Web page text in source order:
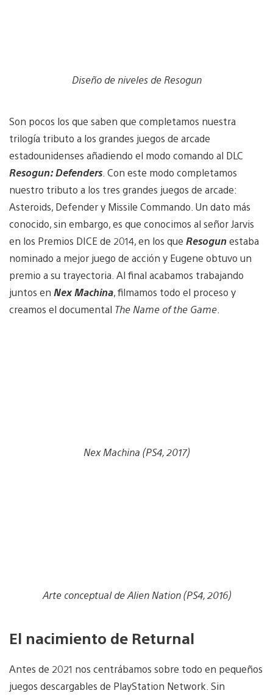
Diseño de niveles de Resogun
Son pocos los que saben que completamos nuestra
trilogía tributo a los grandes juegos de arcade
estadounidenses añadiendo el modo comando al DLC
Resogun: Defenders. Con este modo completamos
nuestro tributo a los tres grandes juegos de arcade:
Asteroids, Defender y Missile Commando. Un dato más
conocido, sin embargo, es que conocimos al señor Jarvis
en los Premios DICE de 2014, en los que Resogunestaba
nominado a mejor juego de acción y Eugene obtuvo un
premio a su trayectoria. Al final acabamos trabajando
juntos en Nex Machina, filmamos todo el proceso y
creamos el documental The Name of the Game.
Nex Machina (PS4, 2017)
Arte conceptual de Alien Nation (PS4, 2016)
El nacimiento de Returnal
Antes de 2021 nos centrábamos sobre todo en pequeños
juegos descargables de PlayStation Network. Sin